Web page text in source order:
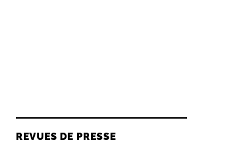
REVUES DE PRESSE